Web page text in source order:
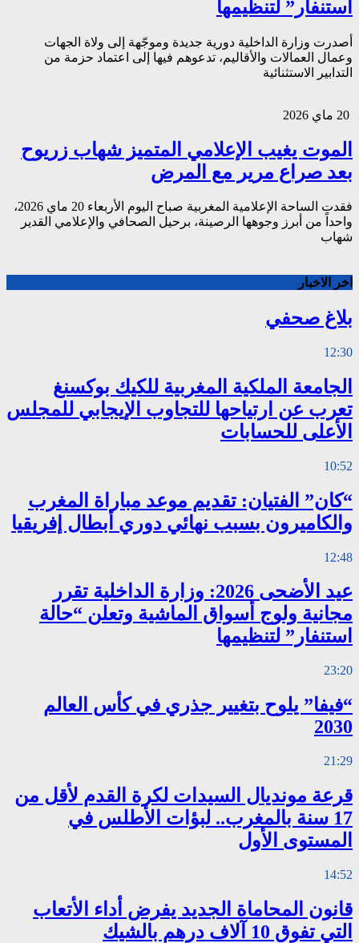
استنفار” لتنظيمها
أصدرت وزارة الداخلية دورية جديدة وموجّهة إلى ولاة الجهات
وعمال العمالات والأقاليم، تدعوهم فيها إلى اعتماد حزمة من
التدابير الاستثنائية
الموت يغيب الإعلامي المتميز شهاب زريوح
بعد صراع مرير مع المرض
فقدت الساحة الإعلامية المغربية صباح اليوم الأربعاء 20 ماي 2026،
واحداً من أبرز وجوهها الرصينة، برحيل الصحافي والإعلامي القدير
شهاب
اخر الاخبار
بلاغ صحفي
12:30
الجامعة الملكية المغربية للكيك بوكسنغ
تعرب عن ارتياحها للتجاوب الإيجابي للمجلس
الأعلى للحسابات
10:52
“كان” الفتيان: تقديم موعد مباراة المغرب
والكاميرون بسبب نهائي دوري أبطال إفريقيا
12:48
عيد الأضحى 2026: وزارة الداخلية تقرر
مجانية ولوج أسواق الماشية وتعلن “حالة
استنفار” لتنظيمها
23:20
“فيفا” يلوح بتغيير جذري في كأس العالم
2030
21:29
قرعة مونديال السيدات لكرة القدم لأقل من
17 سنة بالمغرب.. لبؤات الأطلس في
المستوى الأول
14:52
قانون المحاماة الجديد يفرض أداء الأتعاب
التي تفوق 10 آلاف درهم بالشيك